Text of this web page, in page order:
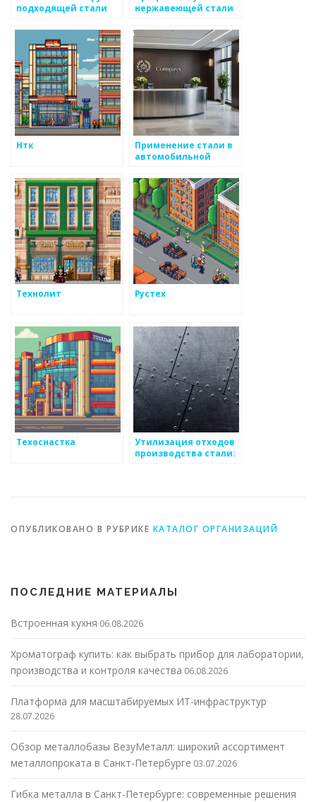
подходящей стали
ремонта
нержавеющей стали
Нтк
Применение стали в
автомобильной
Технолит Рустех
Техоснастка
Утилизация отходов
производства стали:
ОПУБЛИКОВАНО В РУБРИКЕ КАТАЛОГ ОРГАНИЗАЦИЙ
ПОСЛЕДНИЕ МАТЕРИАЛЫ
Встроенная кухня 06.08.2026
Хроматограф купить: как выбрать прибор для лаборатории,
производства и контроля качества 06.08.2026
Платформа для масштабируемых ИТ-инфраструктур
28.07.2026
Обзор металлобазы ВезуМеталл: широкий ассортимент
металлопроката в Санкт-Петербурге 03.07.2026
Гибка металла в Санкт-Петербурге: современные решения